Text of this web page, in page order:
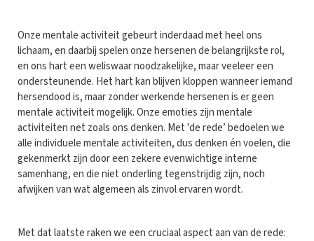
Onze mentale activiteit gebeurt inderdaad met heel ons
lichaam, en daarbij spelen onze hersenen de belangrijkste rol,
en ons hart een weliswaar noodzakelijke, maar veeleer een
ondersteunende. Het hart kan blijven kloppen wanneer iemand
hersendood is, maar zonder werkende hersenen is er geen
mentale activiteit mogelijk. Onze emoties zijn mentale
activiteiten net zoals ons denken. Met 'de rede’ bedoelen we
alle individuele mentale activiteiten, dus denken én voelen, die
gekenmerkt zijn door een zekere evenwichtige interne
samenhang, en die niet onderling tegenstrijdig zijn, noch
afwijken van wat algemeen als zinvol ervaren wordt.
Met dat laatste raken we een cruciaal aspect aan van de rede: